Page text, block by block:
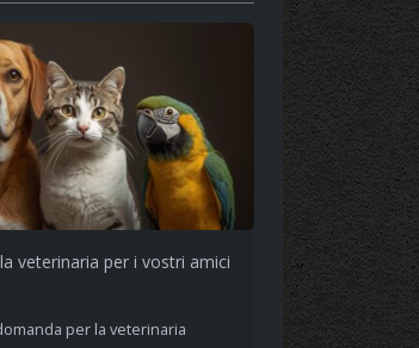
veterinaria per i vostri amici
per la veterinaria